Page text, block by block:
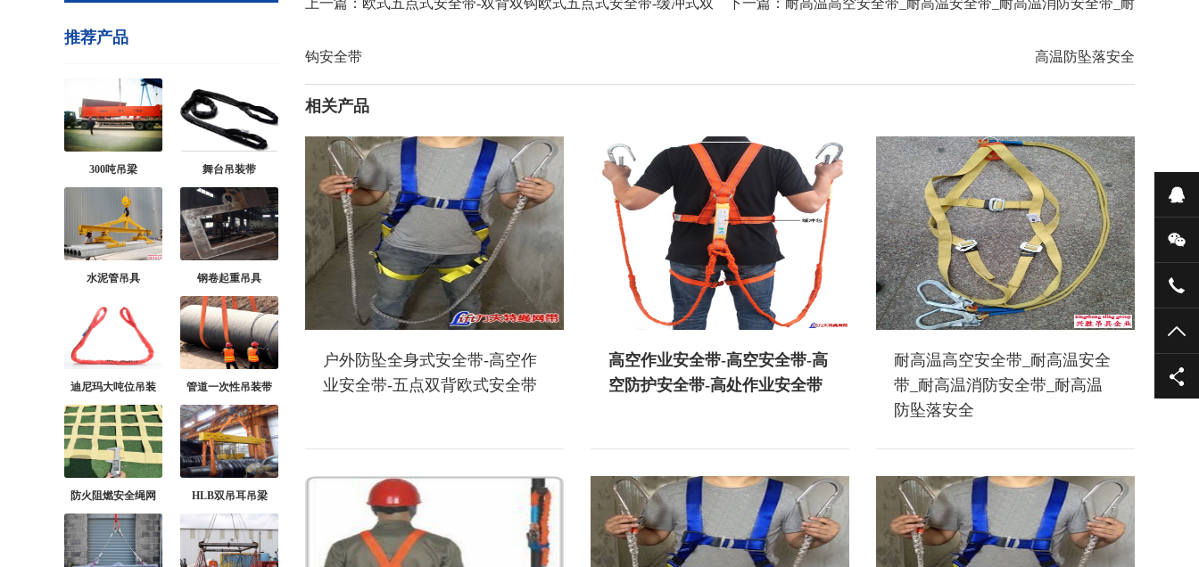
推荐产品
300吨吊梁 舞台吊装带
水泥管吊具 钢卷起重吊具
迪尼玛大吨位吊装 管道一次性吊装带
防火阻燃安全绳网 HLB双吊耳吊梁
上一篇：欧式五点式安全带-双背双钩欧式五点式安全带-缓冲式双
钩安全带
下一篇：耐高温高空安全带_耐高温安全带_耐高温消防安全带_耐
高温防坠落安全
相关产品
户外防坠全身式安全带-高空作
业安全带-五点双背欧式安全带
高空作业安全带-高空安全带-高
空防护安全带-高处作业安全带
耐高温高空安全带_耐高温安全
带_耐高温消防安全带_耐高温
防坠落安全
在
微